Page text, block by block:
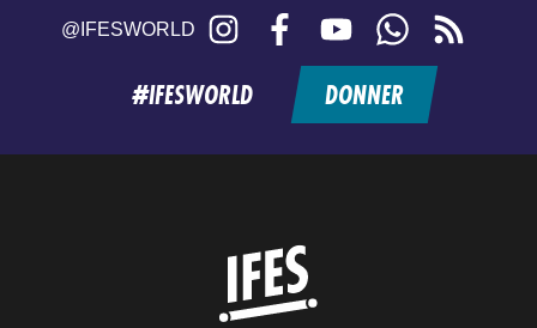
@IFESWORLD Instagram FacebookYouTubeWhatsApp
feed
#IFESWORLD DONNER